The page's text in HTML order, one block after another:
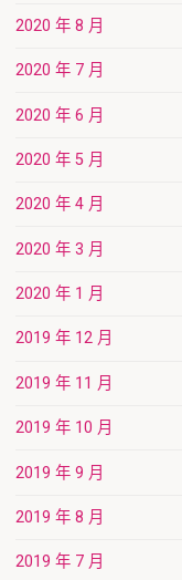
2020 年 8 月
2020 年 7 月
2020 年 6 月
2020 年 5 月
2020 年 4 月
2020 年 3 月
2020 年 1 月
2019 年 12 月
2019 年 11 月
2019 年 10 月
2019 年 9 月
2019 年 8 月
2019 年 7 月